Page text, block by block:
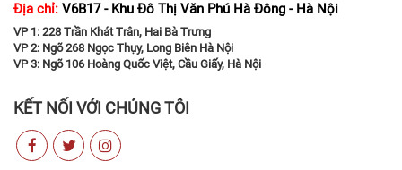
Địa chỉ: V6B17 - Khu Đô Thị Văn Phú Hà Đông - Hà Nội
VP 1: 228 Trần Khát Trân, Hai Bà Trưng
VP 2: Ngõ 268 Ngọc Thụy, Long Biên Hà Nội
VP 3: Ngõ 106 Hoàng Quốc Việt, Cầu Giấy, Hà Nội
KẾT NỐI VỚI CHÚNG TÔI